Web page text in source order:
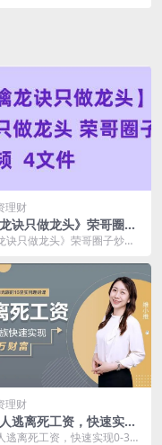
理财
龙诀只做龙头》荣哥圈子
频课
诀只做龙头》荣哥圈子炒股
炒股视频课，...
理财
逃离死工资，快速实现
财富积累
逃离死工资，快速实现0-30